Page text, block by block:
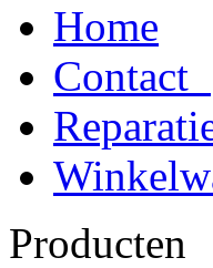
Home
Contact
Producten